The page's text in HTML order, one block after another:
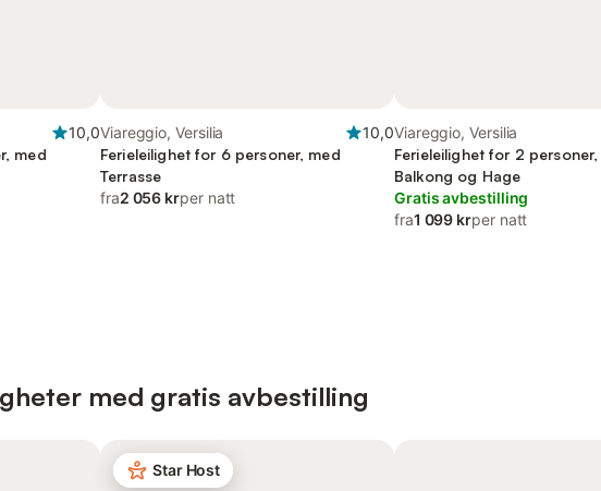
10,0
med
Viareggio, Versilia
10,0
Ferieleilighet for 6 personer, med
Terrasse
fra2 056 krper natt
Viareggio, Versilia
Ferieleilighet for 2
Balkong og Hage
Gratis avbestilling
fra1 099 krper natt
med gratis avbestilling
Star Host